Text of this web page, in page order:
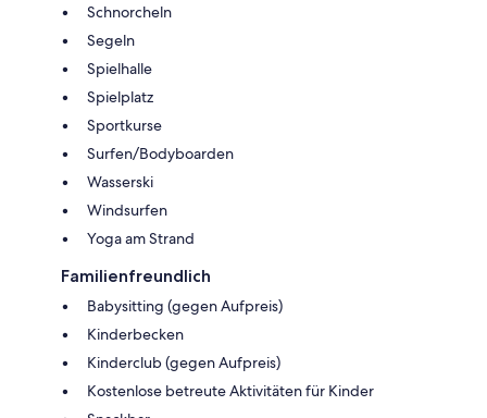
Schnorcheln
Segeln
Spielhalle
Spielplatz
Sportkurse
Surfen/Bodyboarden
Wasserski
Windsurfen
Yoga am Strand
Familienfreundlich
Babysitting (gegen Aufpreis)
Kinderbecken
Kinderclub (gegen Aufpreis)
Kostenlose betreute Aktivitäten für Kinder